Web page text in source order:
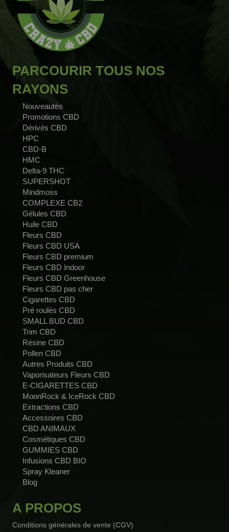
PARCOURIR TOUS NOS
RAYONS
Nouveautés
Promotions CBD
Dérivés CBD
HPC
CBD-B
HMC
Delta-9 THC
SUPERSHOT
Mindmoss
COMPLEXE CB2
Gélules CBD
Huile CBD
Fleurs CBD
Fleurs CBD USA
Fleurs CBD premium
Fleurs CBD Indoor
Fleurs CBD Greenhouse
Fleurs CBD pas cher
Cigarettes CBD
Pré roulés CBD
SMALL BUD CBD
Trim CBD
Résine CBD
Pollen CBD
Autres Produits CBD
Vaporisateurs Fleurs CBD
E-CIGARETTES CBD
MoonRock & IceRock CBD
Extractions CBD
Accessoires CBD
CBD ANIMAUX
Cosmétiques CBD
GUMMIES CBD
Infusions CBD BIO
Spray Kleaner
Blog
A PROPOS
Conditions générales de vente (CGV)